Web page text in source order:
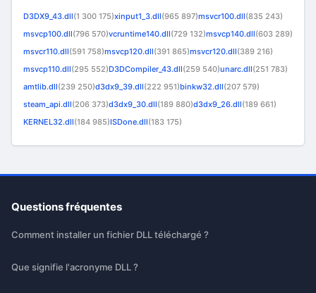
D3DX9_43.dll(1 300 175)xinput1_3.dll(965 897)msvcr100.dll(835 243)
msvcp100.dll(796 570)vcruntime140.dll(729 132)msvcp140.dll(603 289)
msvcr110.dll(591 758)msvcp120.dll(391 865)msvcr120.dll(389 216)
msvcp110.dll(295 552)D3DCompiler_43.dll(259 540)unarc.dll(251 783)
amtlib.dll(239 250)d3dx9_39.dll(222 951)binkw32.dll(207 579)
steam_api.dll(206 373)d3dx9_30.dll(189 880)d3dx9_26.dll(189 661)
KERNEL32.dll(184 985)ISDone.dll(183 175)
Questions fréquentes
Comment installer un fichier DLL téléchargé ?
Que signifie l'acronyme DLL ?